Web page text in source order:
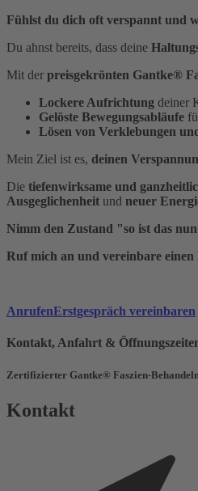
Fühlst du dich oft verspannt und
Du ahnst bereits, dass deine
Mit der preisgekrönten Gantke®
Lockere Aufrichtung deiner
Gelöste Bewegungsabläufe
Lösen von Verklebungen
Mein Ziel ist es, deinen
Die tiefenwirksame und
Ausgeglichenheit und neuer
Nimm den Zustand "so ist das
Ruf mich an und vereinbare
AnrufenErstgespräch vereinbaren
Kontakt, Anfahrt &
Zertifizierter Gantke® Faszien-
Kontakt